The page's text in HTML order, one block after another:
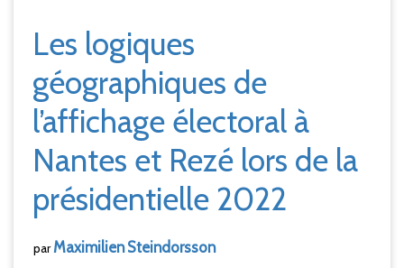
Les logiques
géographiques de
l’affichage électoral à
Nantes et Rezé lors de la
présidentielle 2022
parMaximilienSteindorsson